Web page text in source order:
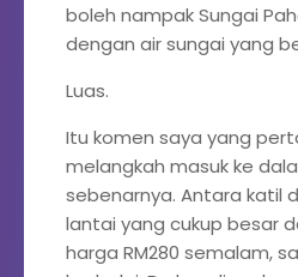
boleh nampak Sungai
dengan air sungai yang
Luas.
Itu komen saya yang
melangkah masuk ke
sebenarnya. Antara katil
lantai yang cukup besar
harga RM280 semalam,